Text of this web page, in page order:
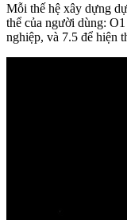
Mỗi thế hệ xây dựng
thể của người dùng:
nghiệp, và 7.5 để hiện